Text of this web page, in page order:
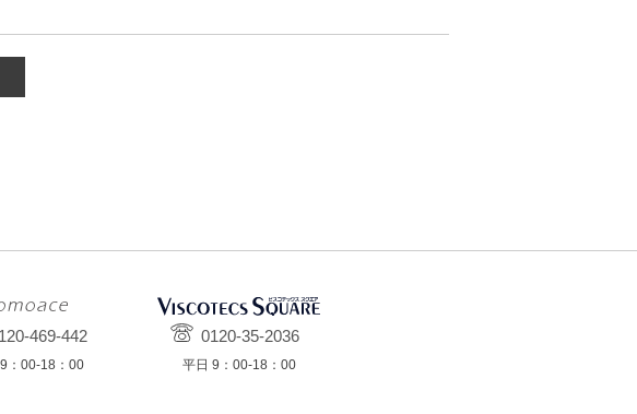
469-442
：00-18：00
0120-35-2036
平日 9：00-18：00